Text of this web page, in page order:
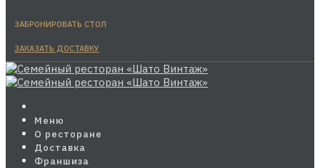
ЗАБРОНИРОВАТЬ СТОЛ
ЗАКАЗАТЬ ДОСТАВКУ
Меню
О ресторане
Доставка
Франшиза